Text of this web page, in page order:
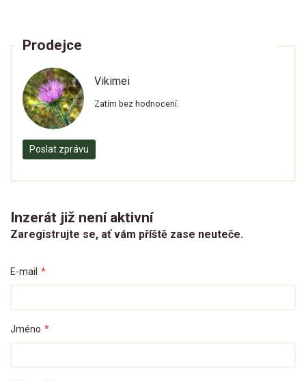
Prodejce
Vikimei
Zatím bez hodnocení.
Poslat zprávu
Inzerát již není aktivní
Zaregistrujte se, ať vám příště zase neuteče.
E-mail *
Jméno *